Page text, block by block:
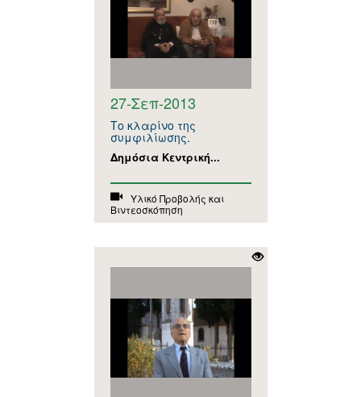
27-Σεπ-2013
Το κλαρίνο της
συμφιλίωσης.
Δημόσια Κεντρική...
Υλικό Προβολής και
Βιντεοσκόπηση